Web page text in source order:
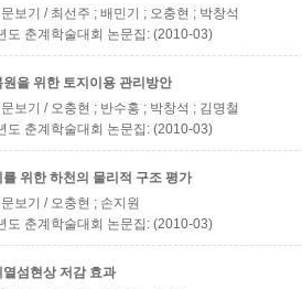
보기 / 최선주 ; 배민기 ; 오충현 ; 박창석
도 춘계학술대회 논문집: (2010-03)
을 위한 토지이용 관리방안
보기 / 오충현 ; 반수홍 ; 박창석 ; 김명철
도 춘계학술대회 논문집: (2010-03)
위한 하천의 물리적 구조 평가
보기 / 오충현 ; 손지원
도 춘계학술대회 논문집: (2010-03)
섬현상 저감 효과